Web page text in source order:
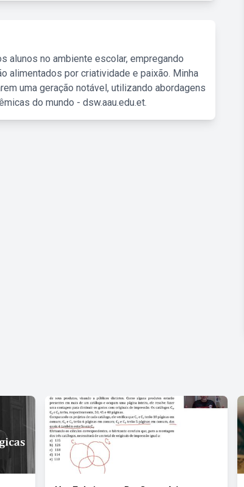
alunos no ambiente escolar, empregando
alimentados por criatividade e paixão. Minha
uma geração notável, utilizando abordagens
do mundo - dsw.aau.edu.et.